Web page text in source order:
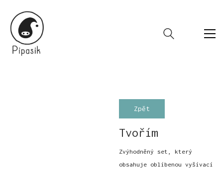
Zpět
Tvořím
Zvýhodněný set, který
obsahuje oblíbenou vyšívací